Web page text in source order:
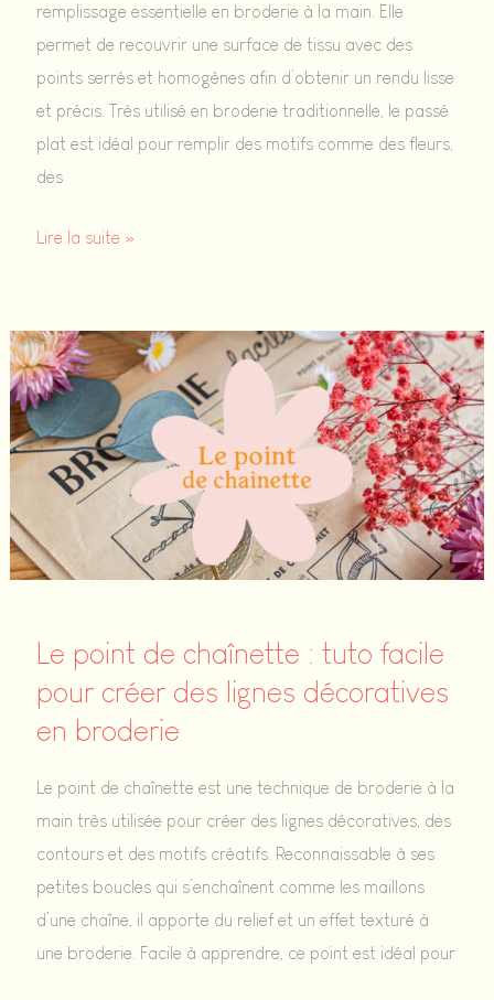
remplissage essentielle en broderie à la main. Elle
permet de recouvrir une surface de tissu avec des
points serrés et homogènes afin d’obtenir un rendu lisse
et précis. Très utilisé en broderie traditionnelle, le passé
plat est idéal pour remplir des motifs comme des fleurs,
des
Le
en
broderie
:
tuto
facile
pour remplir
une
forme
rendu
net
et régulier
Lire la suite »
Le point de chaînette : tuto facile
pour créer des lignes décoratives
en broderie
Le point de chaînette est une technique de broderie à la
main très utilisée pour créer des lignes décoratives, des
contours et des motifs créatifs. Reconnaissable à ses
petites boucles qui s’enchaînent comme les maillons
d’une chaîne, il apporte du relief et un effet texturé à
une broderie. Facile à apprendre, ce point est idéal pour